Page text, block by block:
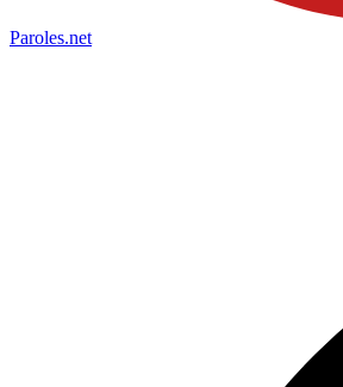
Paroles.net